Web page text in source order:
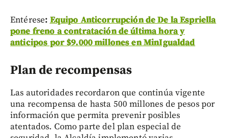
Entérese: Equipo Anticorrupción de De la Espriella
pone freno a contratación de última hora y
anticipos por $9.000 millones en MinIgualdad
Plan de recompensas
Las autoridades recordaron que continúa vigente
una recompensa de hasta 500 millones de pesos por
información que permita prevenir posibles
atentados. Como parte del plan especial de